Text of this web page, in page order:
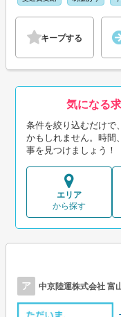
キープする
気になる
条件を絞り込むだけで
かもしれません。時間
事を見つけましょう！
エリア
から探す
ア 中京陸運株式会社 富